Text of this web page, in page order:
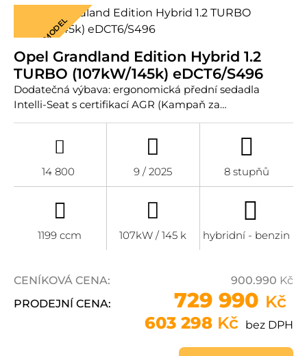
NOVÝ MODEL
Opel Grandland Edition Hybrid 1.2
TURBO (107kW/145k) eDCT6/S496
Dodatečná výbava: ergonomická přední sedadla
Intelli-Seat s certifikací AGR (Kampaň za…
14 800 9 / 2025 8 stupňů
1199 ccm 107kW / 145 k hybridní - benzin
CENÍKOVÁ CENA: 900.990 Kč
PRODEJNÍ CENA:
729 990 Kč
603 298 Kč bez DPH